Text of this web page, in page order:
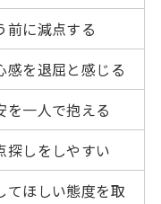
前に減点する
感を退屈と感じる
を一人で抱える
探しをしやすい
てほしい態度を取